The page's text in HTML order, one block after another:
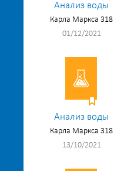
Анализ воды
Карла Маркса 318
01/12/2021
Анализ воды
Карла Маркса 318
13/10/2021